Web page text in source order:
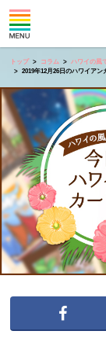
トップ コラム
ハワイの風
2019年12月26日のハワイアン